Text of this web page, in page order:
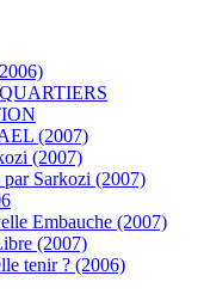
(2007)
(2007)
par Sarkozi (2007)
Embauche (2007)
(2007)
tenir ? (2006)